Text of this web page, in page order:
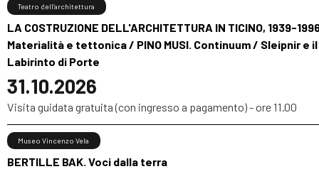
LA COSTRUZIONE DELL'ARCHITETTURA IN TICINO, 1939-
Materialità e tettonica / PINO MUSI. Continuum / Sleipnir e il
Labirinto di Porte
31.10.2026
Teatro dell’architettura
Visita guidata gratuita (con ingresso a pagamento) - ore 11.00
BERTILLE BAK. Voci dalla terra
Museo Vincenzo Vela